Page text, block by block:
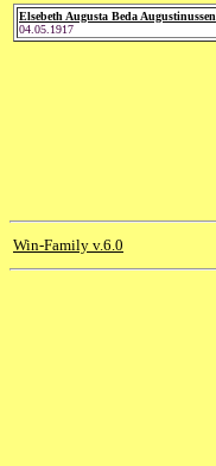
Elsebeth Augusta Beda Augustinussen
04.05.1917
Win-Family v.6.0